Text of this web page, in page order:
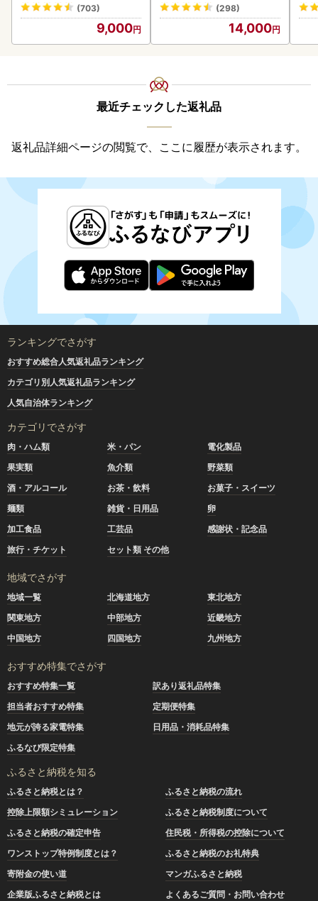
(703)
9,000
(298)
14,000
最近チェックした返礼品
返礼品詳細ページの閲覧で、ここに履歴が表示されます。
ランキングでさがす
おすすめ総合人気返礼品ランキング
カテゴリ別人気返礼品ランキング
人気自治体ランキング
カテゴリでさがす
肉・ハム類 米・パン
電化製品
果実類
魚介類
野菜類
酒・アルコール
お茶・飲料
お菓子・スイーツ
麺類
雑貨・日用品
卵
加工食品
工芸品
感謝状・記念品
旅行・チケット
セット類 その他
地域でさがす
地域一覧 北海道地方
東北地方
関東地方
中部地方
近畿地方
中国地方
四国地方 九州地方
おすすめ特集でさがす
おすすめ特集一覧
訳あり返礼品特集
担当者おすすめ特集
定期便特集
地元が誇る家電特集
日用品・消耗品特集
ふるなび限定特集
ふるさと納税を知る
ふるさと納税とは？
ふるさと納税の流れ
控除上限額シミュレーション
ふるさと納税制度について
ふるさと納税の確定申告
住民税・所得税の控除について
ワンストップ特例制度とは？
ふるさと納税のお礼特典
寄附金の使い道
マンガふるさと納税
企業版ふるさと納税とは
よくあるご質問・お問い合わせ